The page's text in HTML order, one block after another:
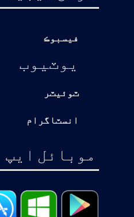
فيسبوڪ
يوٽيوب
ٽوئيٽر
انسٽاگرام
موبائل ايپ